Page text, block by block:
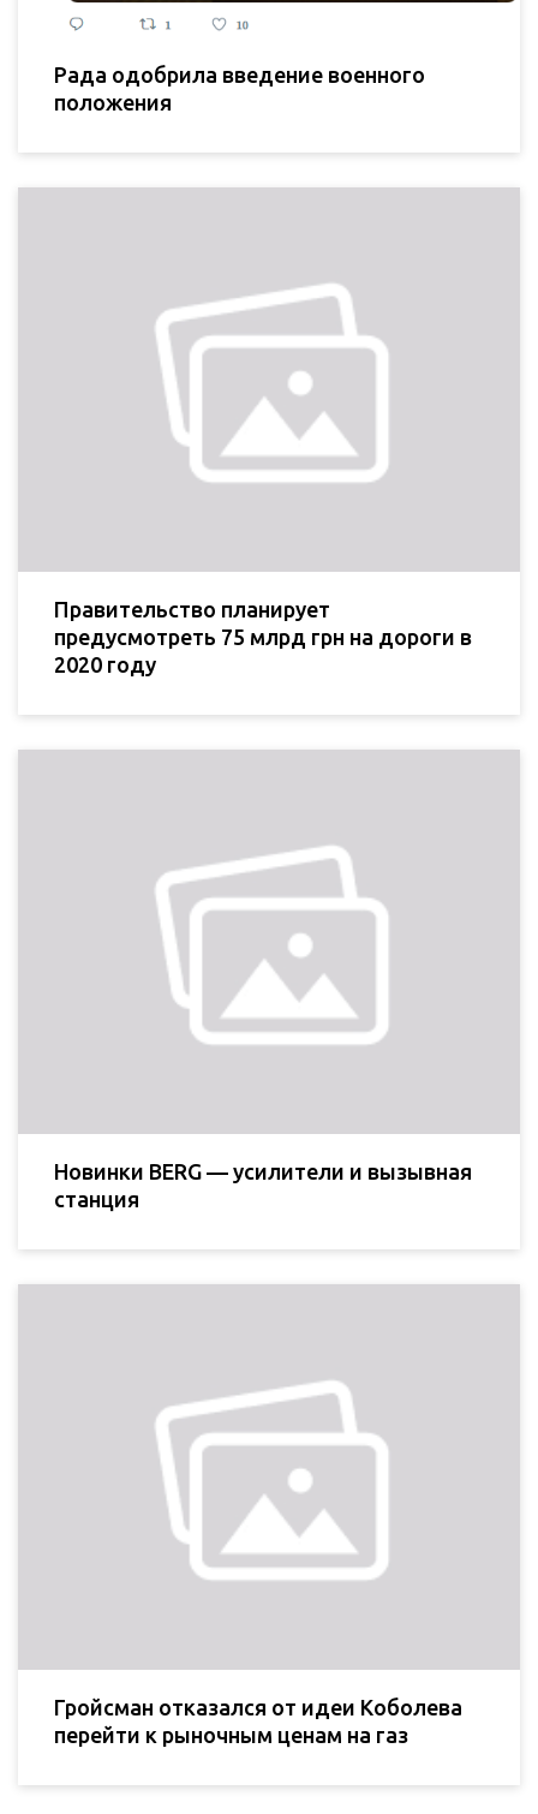
Рада одобрила введение военного
положения
Правительство планирует
предусмотреть 75 млрд грн на дороги в
2020 году
Новинки BERG — усилители и вызывная
станция
Гройсман отказался от идеи Коболева
перейти к рыночным ценам на газ